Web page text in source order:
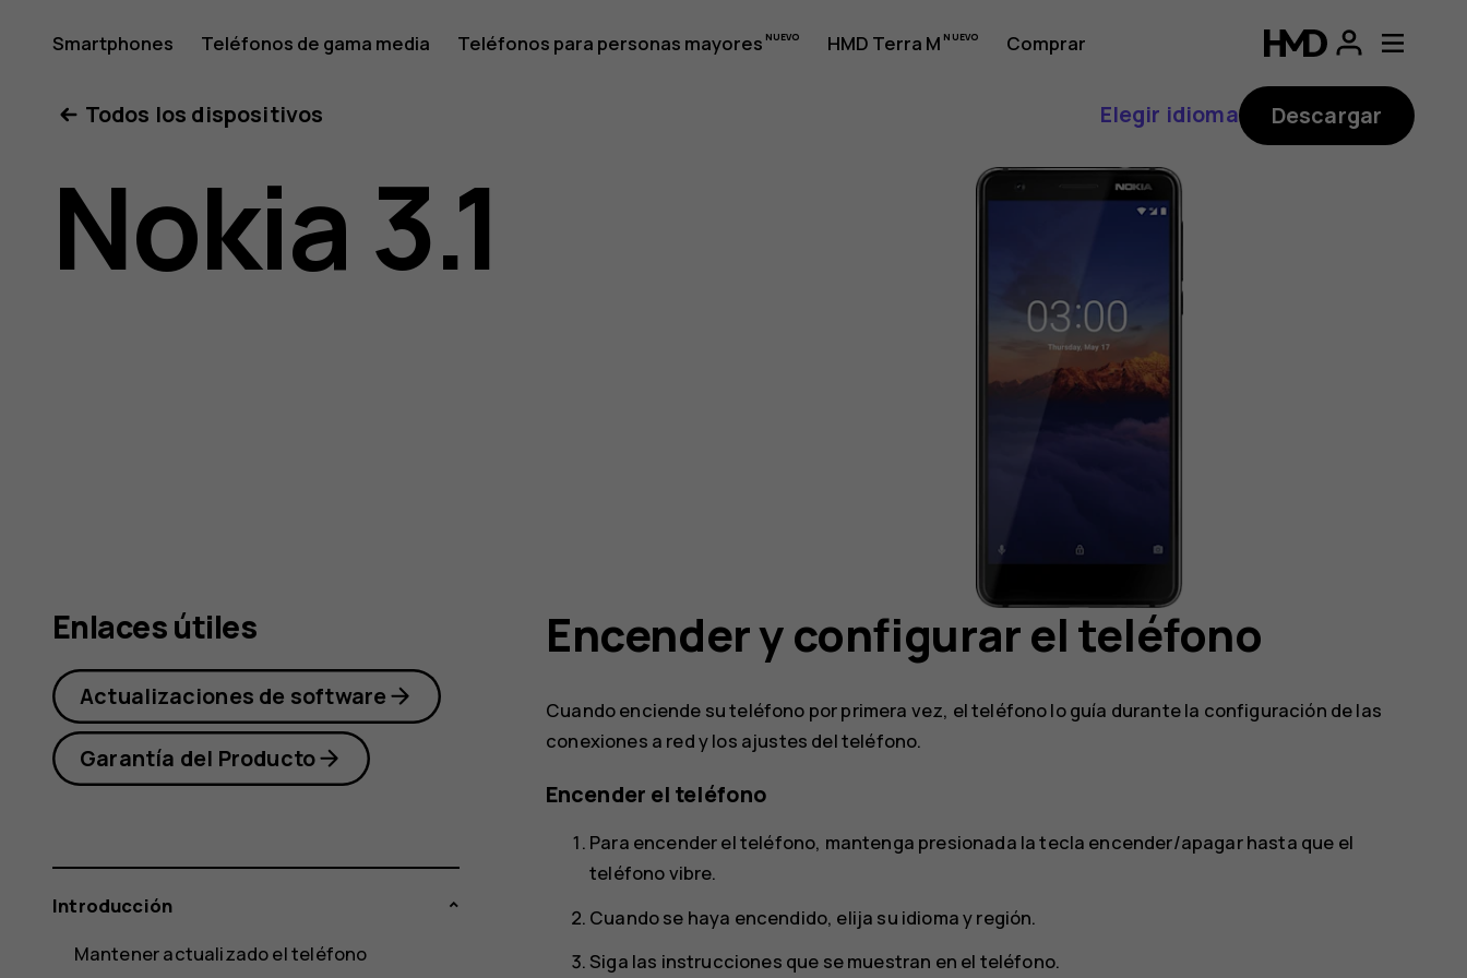
Manual
del
usuario
3.1
Smartphones Teléfonos de gama media Teléfonos para personas mayores HMD Terra M Comprar
Todos los dispositivos Elegir idioma Descargar
Nokia 3.1
Encender y configurar el teléfono
Cuando enciende su teléfono por primera vez, el teléfono lo guía durante la configuración de las
conexiones a red y los ajustes del teléfono.
Encender el teléfono
Para encender el teléfono, mantenga presionada la tecla encender/apagar hasta que el
teléfono vibre.
Cuando se haya encendido, elija su idioma y región.
Siga las instrucciones que se muestran en el teléfono.
Enlaces útiles
Actualizaciones de software
Garantía del Producto
Introducción
Mantener actualizado el teléfono